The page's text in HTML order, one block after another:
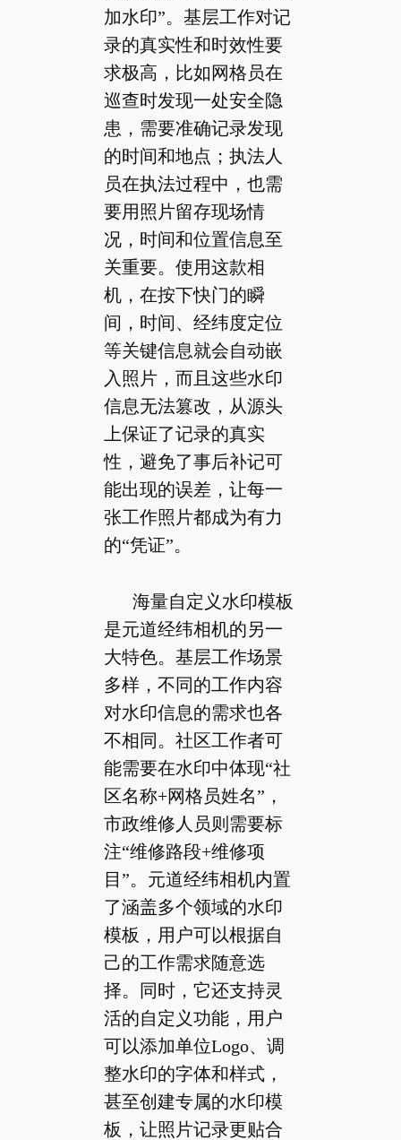
加水印”。基层工作对记
录的真实性和时效性要
求极高，比如网格员在
巡查时发现一处安全隐
患，需要准确记录发现
的时间和地点；执法人
员在执法过程中，也需
要用照片留存现场情
况，时间和位置信息至
关重要。使用这款相
机，在按下快门的瞬
间，时间、经纬度定位
等关键信息就会自动嵌
入照片，而且这些水印
信息无法篡改，从源头
上保证了记录的真实
性，避免了事后补记可
能出现的误差，让每一
张工作照片都成为有力
的“凭证”。
海量自定义水印模板
是元道经纬相机的另一
大特色。基层工作场景
多样，不同的工作内容
对水印信息的需求也各
不相同。社区工作者可
能需要在水印中体现“社
区名称+网格员姓名”，
市政维修人员则需要标
注“维修路段+维修项
目”。元道经纬相机内置
了涵盖多个领域的水印
模板，用户可以根据自
己的工作需求随意选
择。同时，它还支持灵
活的自定义功能，用户
可以添加单位Logo、调
整水印的字体和样式，
甚至创建专属的水印模
板，让照片记录更贴合